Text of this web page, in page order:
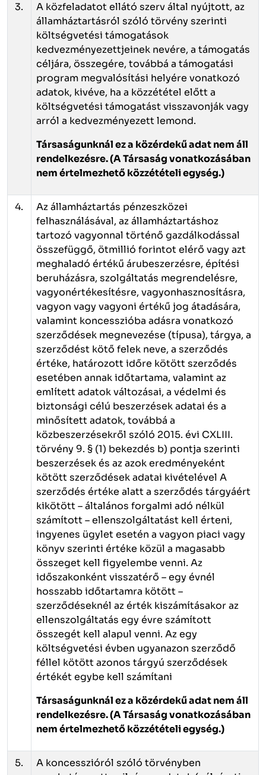
3.
A közfeladatot ellátó szerv által nyújtott, az
államháztartásról szóló törvény szerinti
költségvetési támogatások
kedvezményezettjeinek nevére, a támogatás
céljára, összegére, továbbá a támogatási
program megvalósítási helyére vonatkozó
adatok, kivéve, ha a közzététel előtt a
költségvetési támogatást visszavonják vagy
arról a kedvezményezett lemond.
Társaságunknál ez a közérdekű adat nem áll
rendelkezésre.(A Társaság vonatkozásában
nem értelmezhető közzétételi egység.)
4.
Az államháztartás pénzeszközei
felhasználásával, az államháztartáshoz
tartozó vagyonnal történő gazdálkodással
összefüggő, ötmillió forintot elérő vagy azt
meghaladó értékű árubeszerzésre, építési
beruházásra, szolgáltatás megrendelésre,
vagyonértékesítésre, vagyonhasznosításra,
vagyon vagy vagyoni értékű jog átadására,
valamint koncesszióba adásra vonatkozó
szerződések megnevezése (típusa), tárgya, a
szerződést kötő felek neve, a szerződés
értéke, határozott időre kötött szerződés
esetében annak időtartama, valamint az
említett adatok változásai, a védelmi és
biztonsági célú beszerzések adatai és a
minősített adatok, továbbá a
közbeszerzésekről szóló 2015. évi CXLIII.
törvény 9. § (1) bekezdés b) pontja szerinti
beszerzések és az azok eredményeként
kötött szerződések adatai kivételével A
szerződés értéke alatt a szerződés tárgyáért
kikötött – általános forgalmi adó nélkül
számított – ellenszolgáltatást kell érteni,
ingyenes ügylet esetén a vagyon piaci vagy
könyv szerinti értéke közül a magasabb
összeget kell figyelembe venni. Az
időszakonként visszatérő – egy évnél
hosszabb időtartamra kötött –
szerződéseknél az érték kiszámításakor az
ellenszolgáltatás egy évre számított
összegét kell alapul venni. Az egy
költségvetési évben ugyanazon szerződő
féllel kötött azonos tárgyú szerződések
értékét egybe kell számítani
Társaságunknál ez a közérdekű adat nem áll
rendelkezésre.(A Társaság vonatkozásában
nem értelmezhető közzétételi egység.)
5.
A koncesszióról szóló törvényben